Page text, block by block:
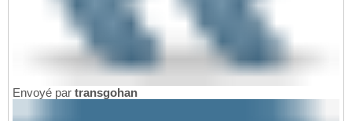
Envoyé par transgohan